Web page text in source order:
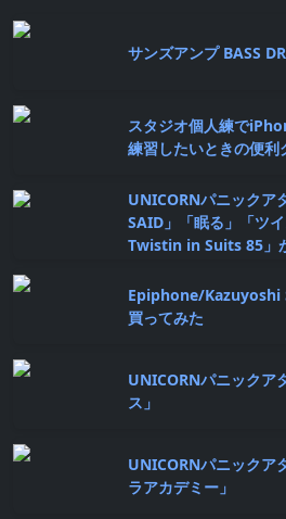
サンズアンプ BASS
スタジオ個人練で
練習したいときの便利
UNICORNパニックア
SAID」「眠る」「ツ
Twistin in Suits 85」
Epiphone/Kazuyoshi
買ってみた
UNICORNパニックア
ス」
UNICORNパニックア
ラアカデミー」